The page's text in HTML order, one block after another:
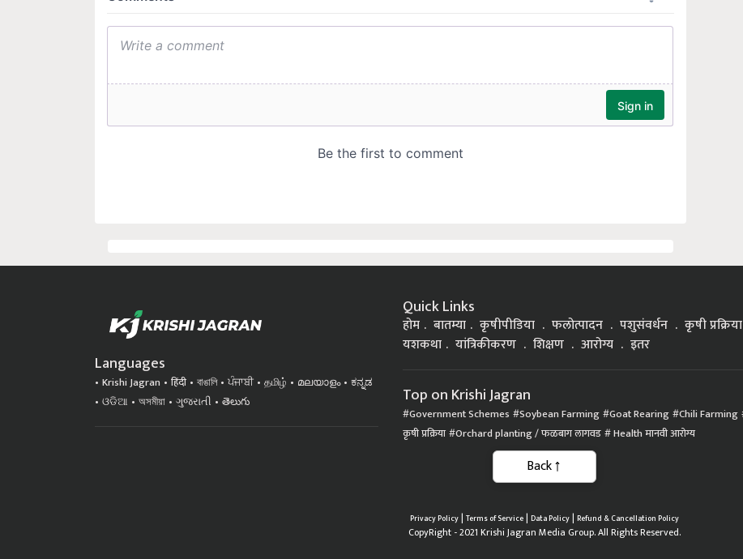
Languages
Krishi Jagran हिंदी বাঙালি ਪੰਜਾਬੀ தமிழ் മലയാളം
ಕನ್ನಡ
ଓଡିଆ
অসমীয়া ગુજરાતી తెలుగు
Quick Links
होम बातम्या कृषीपीडिया फलोत्पादन पशुसंवर्धन
कृषी प्रक्रिया
यशकथा
यांत्रिकीकरण शिक्षण आरोग्य इतर
Top on Krishi Jagran
Government Schemes Soybean Farming Goat Rearing
Chili Farming
कृषी प्रक्रिया
Orchard planting / फळबाग लागवड Health मानवी आरोग्य
| | |
CopyRight - 2021 Krishi Jagran Media Group. All Rights Reserved.